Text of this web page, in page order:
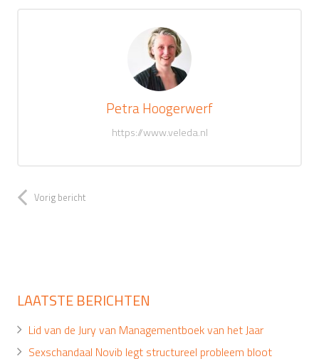
Petra Hoogerwerf
https://www.veleda.nl
Vorig bericht
LAATSTE BERICHTEN
Lid van de Jury van Managementboek van het Jaar
Sexschandaal Novib legt structureel probleem bloot